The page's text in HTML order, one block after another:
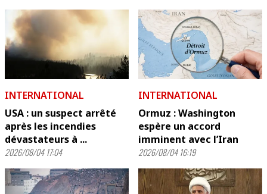
INTERNATIONAL
USA : un suspect arrêté
après les incendies
dévastateurs à ...
2026/08/04 17:04
INTERNATIONAL
Ormuz : Washington
espère un accord
imminent avec l’Iran
2026/08/04 16:19